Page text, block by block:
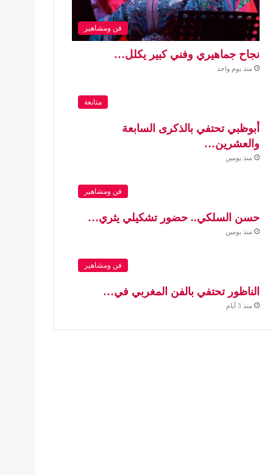
فن ومشاهير
نجاح جماهيري وفني كبير يكلل…
منذ يوم واحد
متابعة
أبوظبي تحتفي بالذكرى السابعة
والعشرين…
منذ يومين
فن ومشاهير
حسن السلكي.. حضور تشكيلي يثري…
منذ يومين
فن ومشاهير
الناظور تحتفي بالفن المغربي في…
منذ 3 أيام